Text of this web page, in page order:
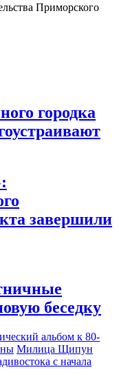
Приморского
городка
завершили
беседку
альбом к 80-
Милица Щипун
с начала